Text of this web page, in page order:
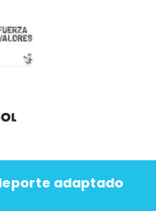
adaptado